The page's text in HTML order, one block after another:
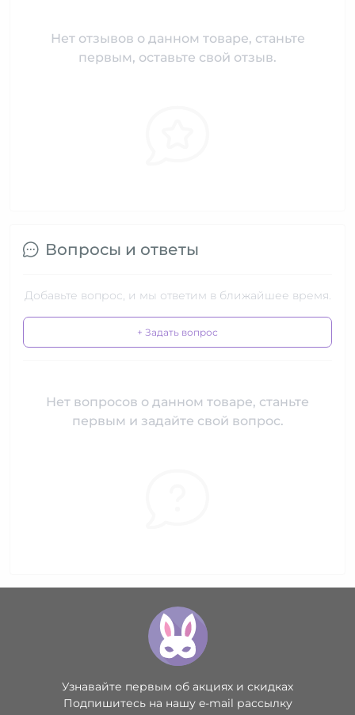
Нет отзывов о данном товаре, станьте
первым, оставьте свой отзыв.
Вопросы и ответы
Добавьте вопрос, и мы ответим в ближайшее время.
+ Задать вопрос
Нет вопросов о данном товаре, станьте
первым и задайте свой вопрос.
Узнавайте первым об акциях и скидках
Подпишитесь на нашу e-mail рассылку